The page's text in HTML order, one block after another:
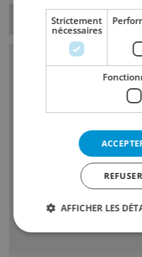
Température 7°
Caractéristiques
Amertume du houblon :
Degré de fermentation
moyen à fin
Goût et odeur: peu de
Pas dodeur/goût de
Strictement
nécessaires
AFFICHER LES